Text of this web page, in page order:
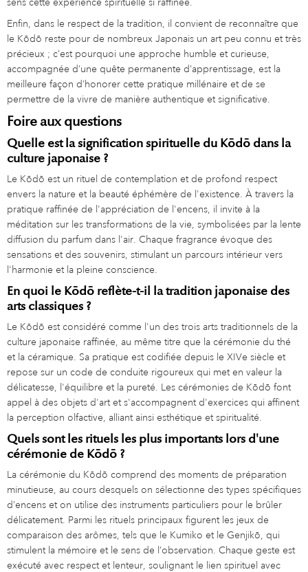
Enfin, dans le respect de la tradition, il convient de reconnaître que
le Kōdō reste pour de nombreux Japonais un art peu connu et très
précieux ; c’est pourquoi une approche humble et curieuse,
accompagnée d’une quête permanente d’apprentissage, est la
meilleure façon d’honorer cette pratique millénaire et de se
permettre de la vivre de manière authentique et significative.
Foire aux questions
Quelle est la signification spirituelle du Kōdō dans la
culture japonaise ?
Le Kōdō est un rituel de contemplation et de profond respect
envers la nature et la beauté éphémère de l'existence. À travers la
pratique raffinée de l'appréciation de l'encens, il invite à la
méditation sur les transformations de la vie, symbolisées par la lente
diffusion du parfum dans l'air. Chaque fragrance évoque des
sensations et des souvenirs, stimulant un parcours intérieur vers
l'harmonie et la pleine conscience.
En quoi le Kōdō reflète-t-il la tradition japonaise des
arts classiques ?
Le Kōdō est considéré comme l'un des trois arts traditionnels de la
culture japonaise raffinée, au même titre que la cérémonie du thé
et la céramique. Sa pratique est codifiée depuis le XIVe siècle et
repose sur un code de conduite rigoureux qui met en valeur la
délicatesse, l'équilibre et la pureté. Les cérémonies de Kōdō font
appel à des objets d'art et s'accompagnent d'exercices qui affinent
la perception olfactive, alliant ainsi esthétique et spiritualité.
Quels sont les rituels les plus importants lors d'une
cérémonie de Kōdō ?
La cérémonie du Kōdō comprend des moments de préparation
minutieuse, au cours desquels on sélectionne des types spécifiques
d’encens et on utilise des instruments particuliers pour le brûler
délicatement. Parmi les rituels principaux figurent les jeux de
comparaison des arômes, tels que le Kumiko et le Genjikō, qui
stimulent la mémoire et le sens de l’observation. Chaque geste est
exécuté avec respect et lenteur, soulignant le lien spirituel avec